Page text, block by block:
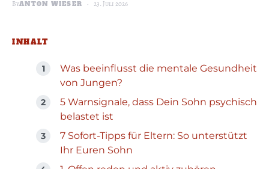
ByANTON WIESER 23. Juli 2026
INHALT
Was beeinflusst die mentale Gesundheit
von Jungen?
5 Warnsignale, dass Dein Sohn psychisch
belastet ist
7 Sofort-Tipps für Eltern: So unterstützt
Ihr Euren Sohn